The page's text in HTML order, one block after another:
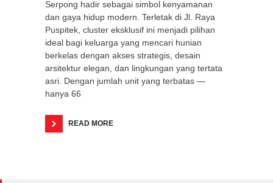
Serpong hadir sebagai simbol kenyamanan
dan gaya hidup modern. Terletak di Jl. Raya
Puspitek, cluster eksklusif ini menjadi pilihan
ideal bagi keluarga yang mencari hunian
berkelas dengan akses strategis, desain
arsitektur elegan, dan lingkungan yang tertata
asri. Dengan jumlah unit yang terbatas —
hanya 66
READ MORE